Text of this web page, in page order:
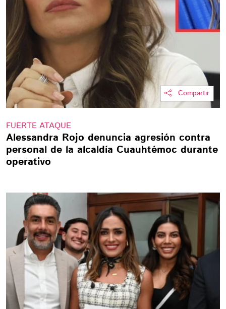
Compartir
FUERTE ATAQUE
Alessandra Rojo denuncia agresión contra
personal de la alcaldía Cuauhtémoc durante
operativo